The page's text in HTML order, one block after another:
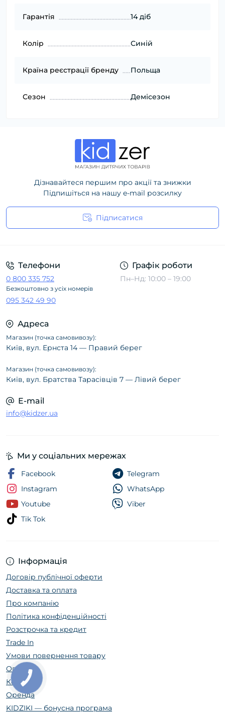
Гарантія 14 діб
Колір Синій
Країна реєстрації бренду Польща
Сезон Демісезон
Дізнавайтеся першим про акції та знижки
Підпишіться на нашу e-mail розсилку
Підписатися
Телефони
0 800 335 752
Безкоштовно з усіх номерів
095 342 49 90
Графік роботи
Пн–Нд: 10:00 – 19:00
Адреса
Магазин (точка самовивозу):
Київ, вул. Ернста 14 — Правий берег
Магазин (точка самовивозу):
Київ, вул. Братства Тарасівців 7 — Лівий берег
E-mail
info@kidzer.ua
Інформація
Договір публічної оферти
Доставка та оплата
Про компанію
Політика конфіденційності
Розстрочка та кредит
Trade In
Умови повернення товару
Огляди
Контакти
Оренда
KIDZIKI — бонусна програма
Ми у соціальних мережах
Facebook
Instagram
Youtube
Tik Tok
Telegram
WhatsApp
Viber